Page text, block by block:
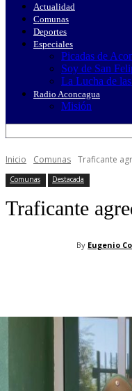
Actualidad
Comunas
Deportes
Especiales
Picadas de
Soy de San
La Lucha de
Radio Aconcagua
Misión
Inicio Comunas Traficante
Comunas Destacada
Traficante
By Eugenio